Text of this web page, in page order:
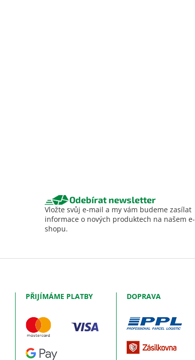
Odebírat newsletter
Vložte svůj e-mail a my vám budeme zasílat
informace o nových produktech na našem e-
shopu.
PŘIJÍMÁME PLATBY DOPRAVA